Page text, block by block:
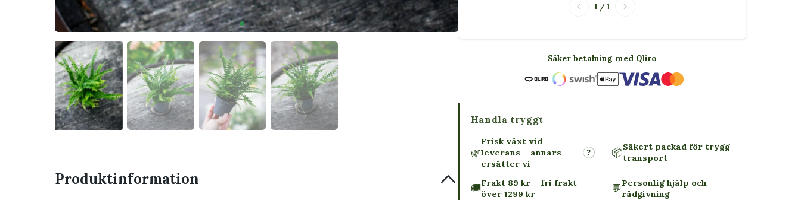
Produktinformation
1 / 1
Säker betalning med Qliro
Handla tryggt
🌿
Frisk växt vid
leverans – annars
ersätter vi
? 📦Säkert packad för trygg
transport
🚚Frakt 89 kr – fri frakt
över 1299 kr
💬Personlig hjälp och
rådgivning